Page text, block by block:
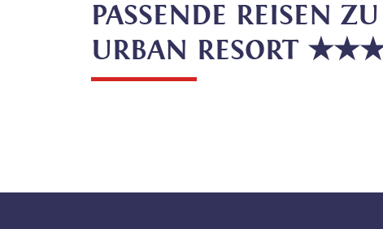
PASSENDE REISEN
URBAN RESORT